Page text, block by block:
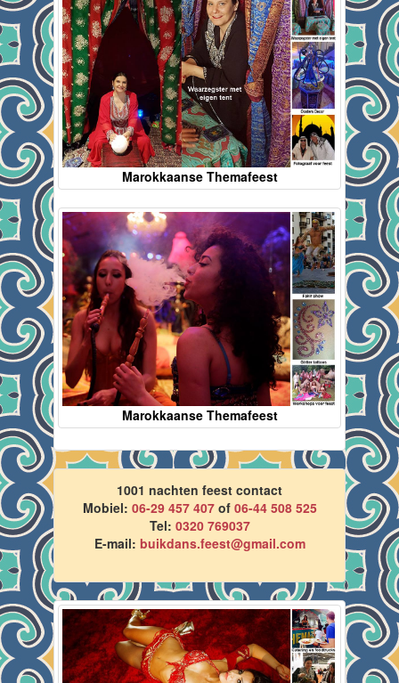
Marokkaanse Themafeest
Marokkaanse Themafeest
1001 nachten feest contact
Mobiel: 06-29 457 407of 06-44 508 525
Tel: 0320 769037
E-mail: buikdans.feest@gmail.com